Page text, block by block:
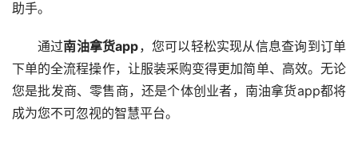
助手。
通过南油拿货app，您可以轻松实现从信息查询到订单
下单的全流程操作，让服装采购变得更加简单、高效。无论
您是批发商、零售商，还是个体创业者，南油拿货app都将
成为您不可忽视的智慧平台。